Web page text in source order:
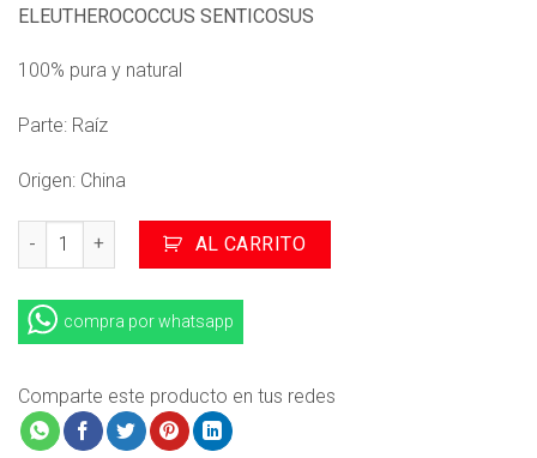
ELEUTHEROCOCCUS SENTICOSUS
100% pura y natural
Parte: Raíz
Origen: China
GINSENG SIBERIANO extracto en polvo x 250g cantidad
AL CARRITO
compra por whatsapp
Comparte este producto en tus redes